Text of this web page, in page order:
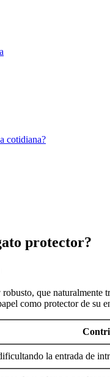
cotidiana?
protector?
que
como protector de su
la entrada de